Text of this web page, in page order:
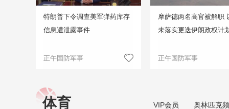
特朗普下令调查美军弹药库存
信息遭泄露事件
正午国防军事
摩萨德两名高官被解职
未落实更迭伊朗政权计
正午国防军事
体育 VIP会员 奥林匹克